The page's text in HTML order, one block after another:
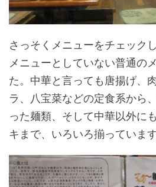
さっそくメニューをチェック
メニューとしていない普通の
た。中華と言っても唐揚げ、
ラ、八宝菜などの定食系から
った麺類、そして中華以外に
キまで、いろいろ揃っています